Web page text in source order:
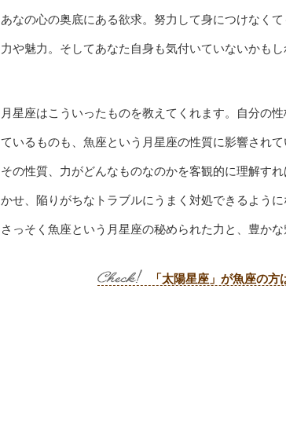
あなの心の奥底にある欲求。努力して身につけなく
力や魅力。そしてあなた自身も気付いていないかも
月星座はこういったものを教えてくれます。自分の
ているものも、魚座という月星座の性質に影響されて
その性質、力がどんなものなのかを客観的に理解す
かせ、陥りがちなトラブルにうまく対処できるように
さっそく魚座という月星座の秘められた力と、豊かな
「太陽星座」が魚座の方